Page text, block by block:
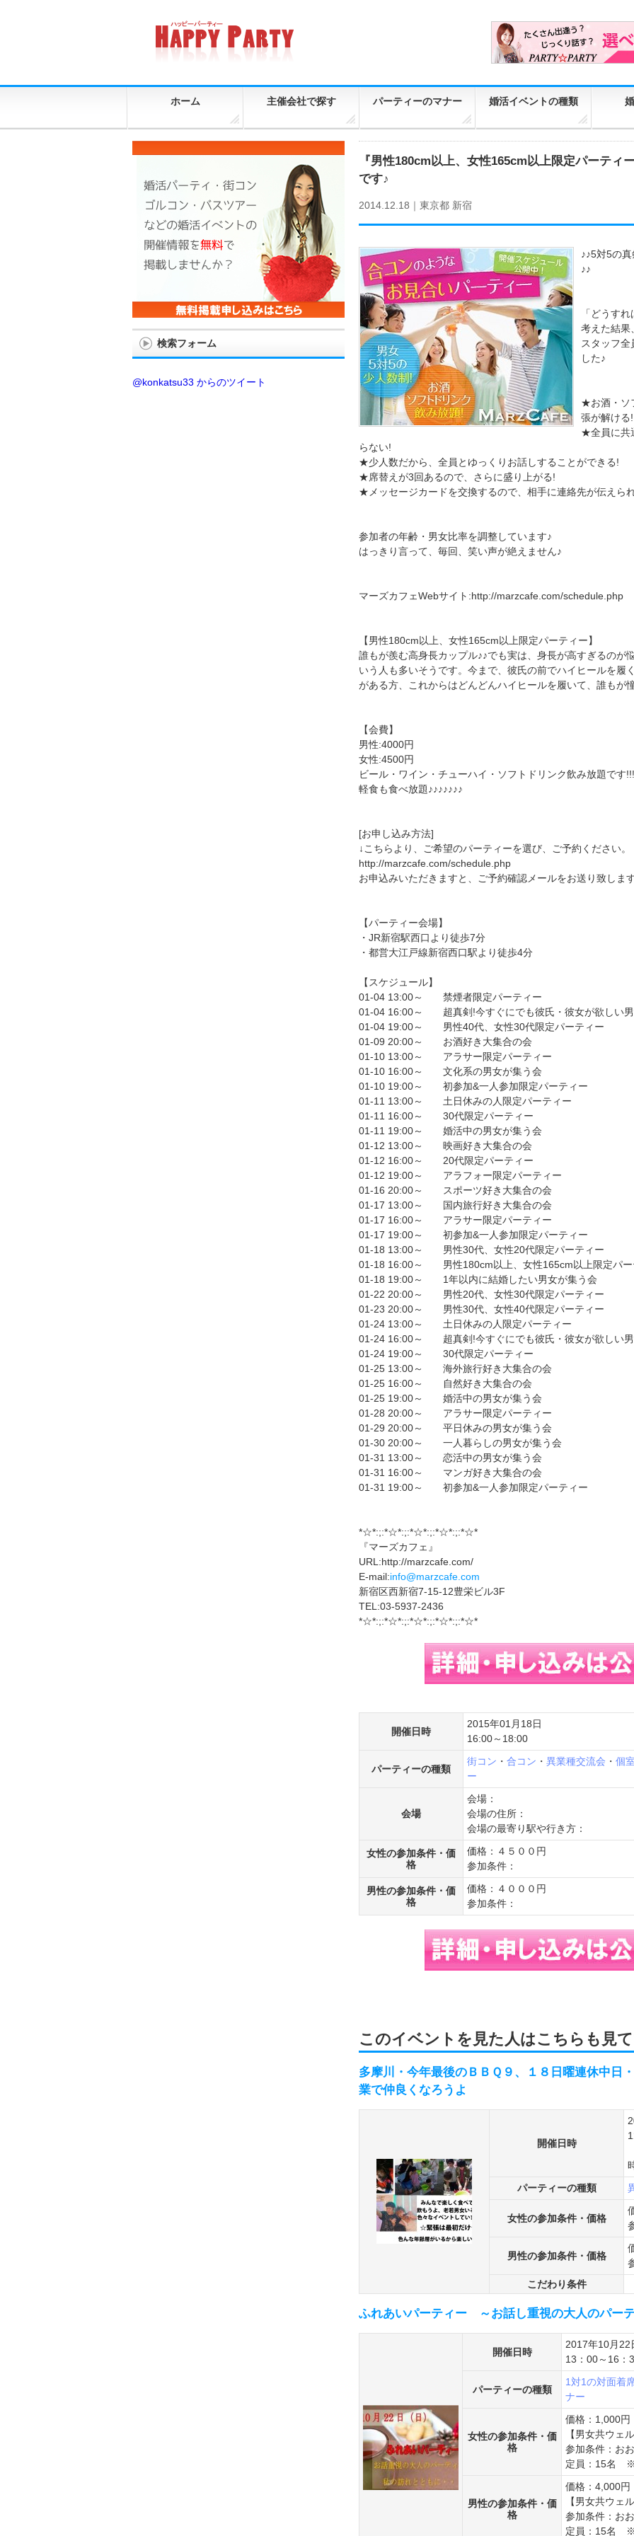
ホーム 主催会社で探す パーティーのマナー 婚活イベントの種類
『男性180cm以上、女性165cm以上限定パーテ
です♪
2014.12.18｜ 東京都 新宿
♪♪5対5の
♪♪
「どうす
考えた結果、
スタッフ全
した♪
★お酒・ソ
張が解ける!
★全員に共
らない!
★少人数だから、全員とゆっくりお話しすることができる!
★席替えが3回あるので、さらに盛り上がる!
★メッセージカードを交換するので、相手に連絡先が伝えら
参加者の年齢・男女比率を調整しています♪
はっきり言って、毎回、笑い声が絶えません♪
マーズカフェWebサイト:http://marzcafe.com/schedule.php
【男性180cm以上、女性165cm以上限定パーティー】
誰もが羨む高身長カップル♪♪でも実は、身長が高すぎるのが
いう人も多いそうです。今まで、彼氏の前でハイヒールを
がある方、これからはどんどんハイヒールを履いて、誰もが
【会費】
男性:4000円
女性:4500円
ビール・ワイン・チューハイ・ソフトドリンク飲み放題です
軽食も食べ放題♪♪♪♪♪♪♪
[お申し込み方法]
↓こちらより、ご希望のパーティーを選び、ご予約ください。
http://marzcafe.com/schedule.php
お申込みいただきますと、ご予約確認メールをお送り致します
【パーティー会場】
・JR新宿駅西口より徒歩7分
・都営大江戸線新宿西口駅より徒歩4分
【スケジュール】
01-04 13:00～ 禁煙者限定パーティー
01-04 16:00～ 超真剣!今すぐにでも彼氏・彼女が欲しい男
01-04 19:00～ 男性40代、女性30代限定パーティー
01-09 20:00～ お酒好き大集合の会
01-10 13:00～ アラサー限定パーティー
01-10 16:00～ 文化系の男女が集う会
01-10 19:00～ 初参加&一人参加限定パーティー
01-11 13:00～ 土日休みの人限定パーティー
01-11 16:00～ 30代限定パーティー
01-11 19:00～ 婚活中の男女が集う会
01-12 13:00～ 映画好き大集合の会
01-12 16:00～ 20代限定パーティー
01-12 19:00～ アラフォー限定パーティー
01-16 20:00～ スポーツ好き大集合の会
01-17 13:00～ 国内旅行好き大集合の会
01-17 16:00～ アラサー限定パーティー
01-17 19:00～ 初参加&一人参加限定パーティー
01-18 13:00～ 男性30代、女性20代限定パーティー
01-18 16:00～ 男性180cm以上、女性165cm以上限定パー
01-18 19:00～ 1年以内に結婚したい男女が集う会
01-22 20:00～ 男性20代、女性30代限定パーティー
01-23 20:00～ 男性30代、女性40代限定パーティー
01-24 13:00～ 土日休みの人限定パーティー
01-24 16:00～ 超真剣!今すぐにでも彼氏・彼女が欲しい男
01-24 19:00～ 30代限定パーティー
01-25 13:00～ 海外旅行好き大集合の会
01-25 16:00～ 自然好き大集合の会
01-25 19:00～ 婚活中の男女が集う会
01-28 20:00～ アラサー限定パーティー
01-29 20:00～ 平日休みの男女が集う会
01-30 20:00～ 一人暮らしの男女が集う会
01-31 13:00～ 恋活中の男女が集う会
01-31 16:00～ マンガ好き大集合の会
01-31 19:00～ 初参加&一人参加限定パーティー
*☆*:;:*☆*:;:*☆*:;:*☆*:;:*☆*
『マーズカフェ』
URL:http://marzcafe.com/
E-mail:info@marzcafe.com
新宿区西新宿7-15-12豊栄ビル3F
TEL:03-5937-2436
*☆*:;:*☆*:;:*☆*:;:*☆*:;:*☆*
開催日時
2015年01月18日
16:00～18:00
パーティーの種類
街コン ・ 合コン ・ 異業種交流会 ・ 個
ー
会場
会場：
会場の住所：
会場の最寄り駅や行き方：
女性の参加条件・価
格
価格：４５００円
参加条件：
男性の参加条件・価
格
価格：４０００円
参加条件：
このイベントを見た人はこちらも見
多摩川・今年最後のＢＢＱ９、１８日曜連休中日
業で仲良くなろうよ
開催日時
パーティーの種類
女性の参加条件・価格
男性の参加条件・価格
こだわり条件
ふれあいパーティー ～お話し重視の大人のパー
開催日時
2017年10月22
13：00～16：
パーティーの種類
1対1の対面着
ナー
女性の参加条件・価
格
価格：1,000円
【男女共ウェ
参加条件：お
定員：15名 ※
男性の参加条件・価
格
価格：4,000円
【男女共ウェ
参加条件：お
定員：15名 ※
検索フォーム
@konkatsu33 からのツイート